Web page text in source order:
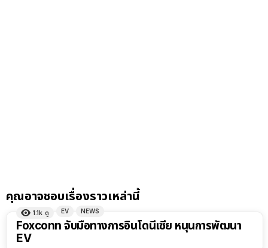
คุณอาจชอบเรื่องราวเหล่านี้
1.1k ดู EV NEWS
Foxconn จับมือทางการอินโดนีเซีย หนุนการพัฒนา
EV